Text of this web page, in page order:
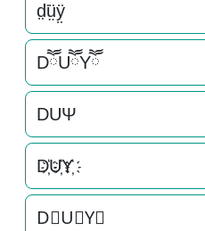
d̤̈ṳ̈ÿ̤
DཽUཽYཽ
DUΨ
D҉U҉Y҉
D⃜U⃜Y⃜